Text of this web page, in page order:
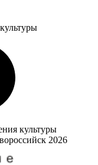
культуры
2026